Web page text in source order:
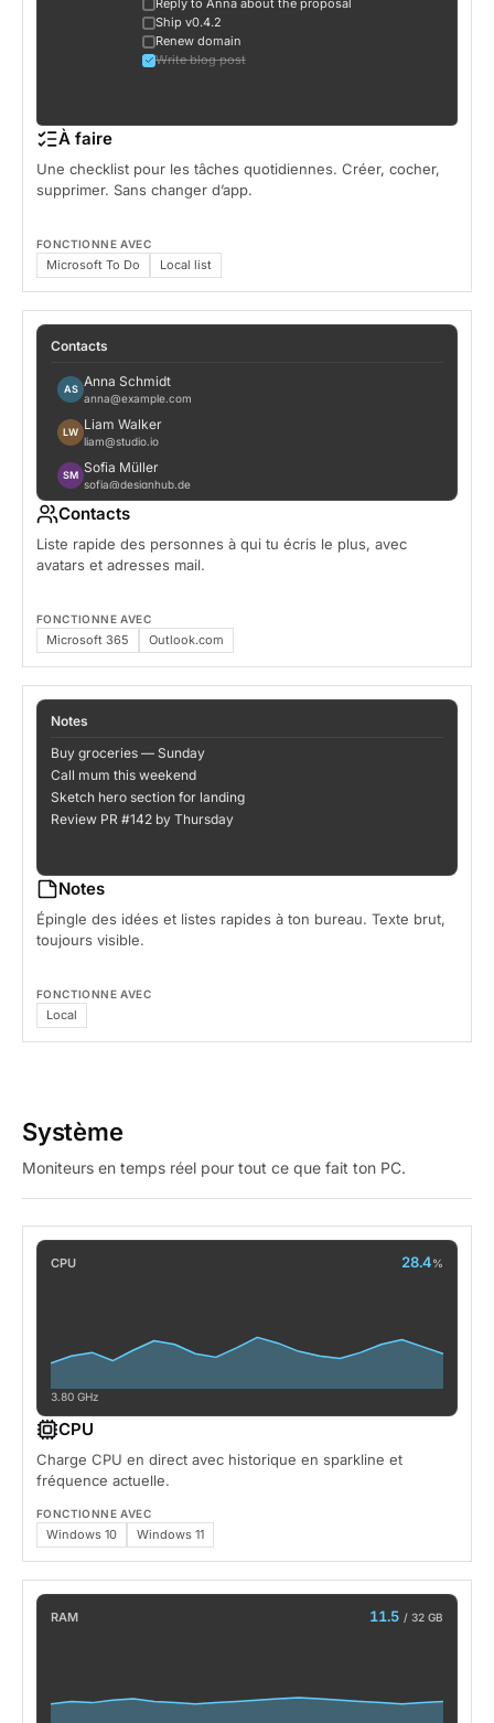
Reply to Anna about the proposal
Ship v0.4.2
Renew domain
Write blog post
À faire
Une checklist pour les tâches quotidiennes. Créer, cocher,
supprimer. Sans changer d’app.
FONCTIONNE AVEC
Microsoft To Do Local list
Contacts
AS Anna Schmidt
anna@example.com
LW Liam Walker
liam@studio.io
SM Sofia Müller
sofia@designhub.de
MR Marco Rossi
YT Yuki Tanaka
yuki@example.jp
Contacts
Liste rapide des personnes à qui tu écris le plus, avec
avatars et adresses mail.
FONCTIONNE AVEC
Microsoft 365 Outlook.com
Notes
Buy groceries — Sunday
Call mum this weekend
Sketch hero section for landing
Review PR #142 by Thursday
Notes
Épingle des idées et listes rapides à ton bureau. Texte brut,
toujours visible.
FONCTIONNE AVEC
Local
Système
Moniteurs en temps réel pour tout ce que fait ton PC.
CPU 28.4%
3.80 GHz
CPU
Charge CPU en direct avec historique en sparkline et
fréquence actuelle.
FONCTIONNE AVEC
Windows 10 Windows 11
RAM 11.5 / 32 GB